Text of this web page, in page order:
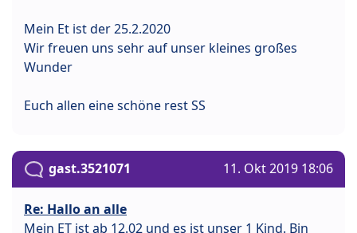
Mein Et ist der 25.2.2020
Wir freuen uns sehr auf unser kleines großes
Wunder
Euch allen eine schöne rest SS
gast.3521071 11. Okt 2019 18:06
Re: Hallo an alle
Mein ET ist ab 12.02 und es ist unser 1 Kind. Bin